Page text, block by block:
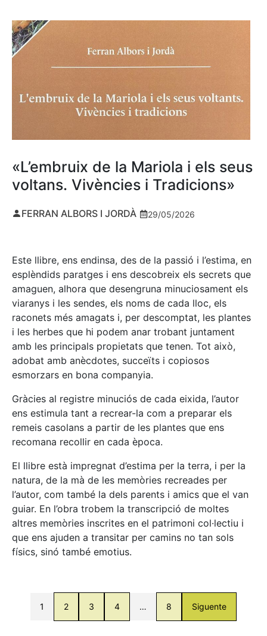
«L’embruix de la Mariola i els seus
voltans. Vivències i Tradicions»
FERRAN ALBORS I JORDÀ 29/05/2026
Este llibre, ens endinsa, des de la passió i l’estima, en
esplèndids paratges i ens descobreix els secrets que
amaguen, alhora que desengruna minuciosament els
viaranys i les sendes, els noms de cada lloc, els
raconets més amagats i, per descomptat, les plantes
i les herbes que hi podem anar trobant juntament
amb les principals propietats que tenen. Tot això,
adobat amb anècdotes, succeïts i copiosos
esmorzars en bona companyia.
Gràcies al registre minuciós de cada eixida, l’autor
ens estimula tant a recrear-la com a preparar els
remeis casolans a partir de les plantes que ens
recomana recollir en cada època.
El llibre està impregnat d’estima per la terra, i per la
natura, de la mà de les memòries recreades per
l’autor, com també la dels parents i amics que el van
guiar. En l’obra trobem la transcripció de moltes
altres memòries inscrites en el patrimoni col·lectiu i
que ens ajuden a transitar per camins no tan sols
físics, sinó també emotius.
1 2 3 4 … 8 Siguente